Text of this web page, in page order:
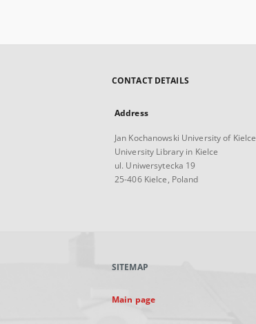
CONTACT DETAILS
Address
Jan Kochanowski University of Kielce
University Library in Kielce
ul. Uniwersytecka 19
25-406 Kielce, Poland
SITEMAP
Main page